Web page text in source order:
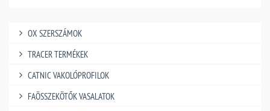
OX SZERSZÁMOK
TRACER TERMÉKEK
CATNIC VAKOLÓPROFILOK
FAÖSSZEKÖTŐK VASALATOK